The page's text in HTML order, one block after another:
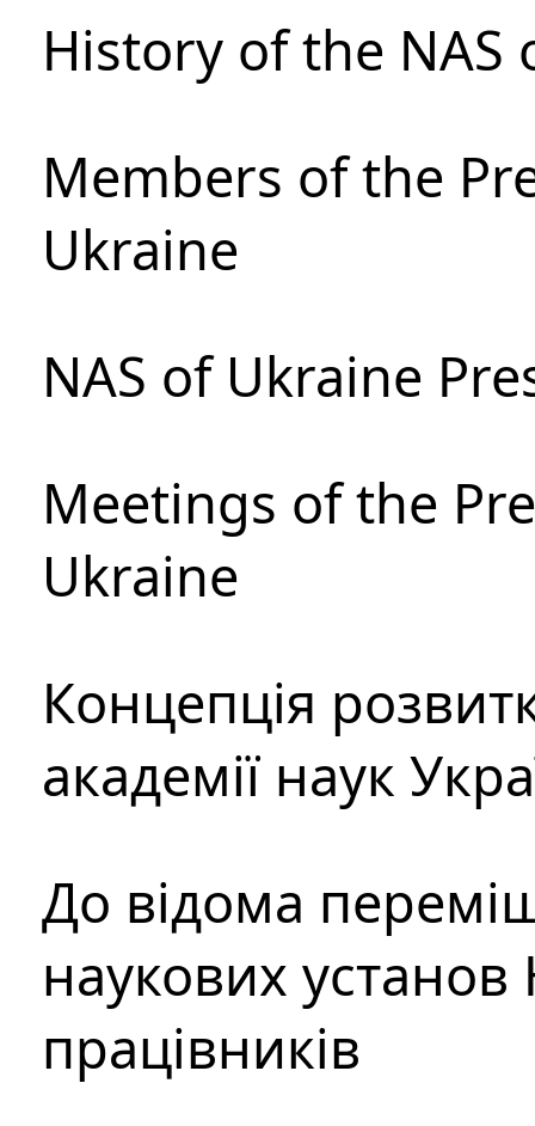
History of the NAS
Members of the
Ukraine
NAS of Ukraine
Meetings of the
Ukraine
Концепція
академії наук
До відома
наукових установ
працівників